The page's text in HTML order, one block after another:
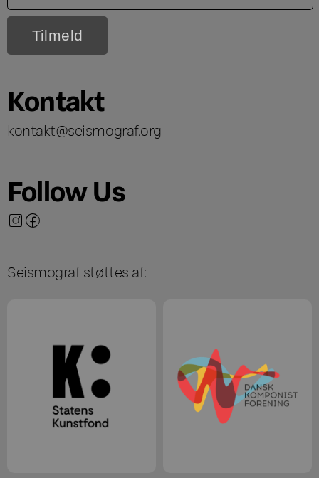
Kontakt
kontakt@seismograf.org
Follow Us
Seismograf støttes af: